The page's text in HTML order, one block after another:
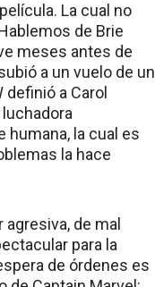
La cual no
de Brie
meses antes de
a un vuelo de un
a Carol
humana, la cual es
la hace
de mal
para la
de órdenes es